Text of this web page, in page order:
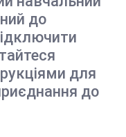
до
для
до